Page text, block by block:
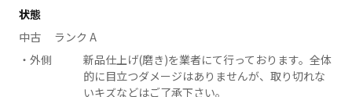
状態
中古 ランク A
外側
新品仕上げ(磨き)を業者にて行っております。全体
的に目立つダメージはありませんが、取り切れな
いキズなどはご了承下さい。